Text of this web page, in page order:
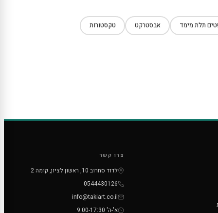
תלת מימד אבסטרקט טקסטורות
צרו קשר
לדוד סחרוב 10, ראשון לציון, קומה 2
0544430126
info@takiart.co.il
א'-ה' 9:00-17:30